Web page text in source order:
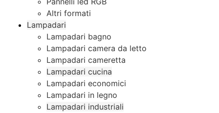
Altri formati
Lampadari
Lampadari bagno
Lampadari camera da letto
Lampadari cameretta
Lampadari cucina
Lampadari economici
Lampadari in legno
Lampadari industriali